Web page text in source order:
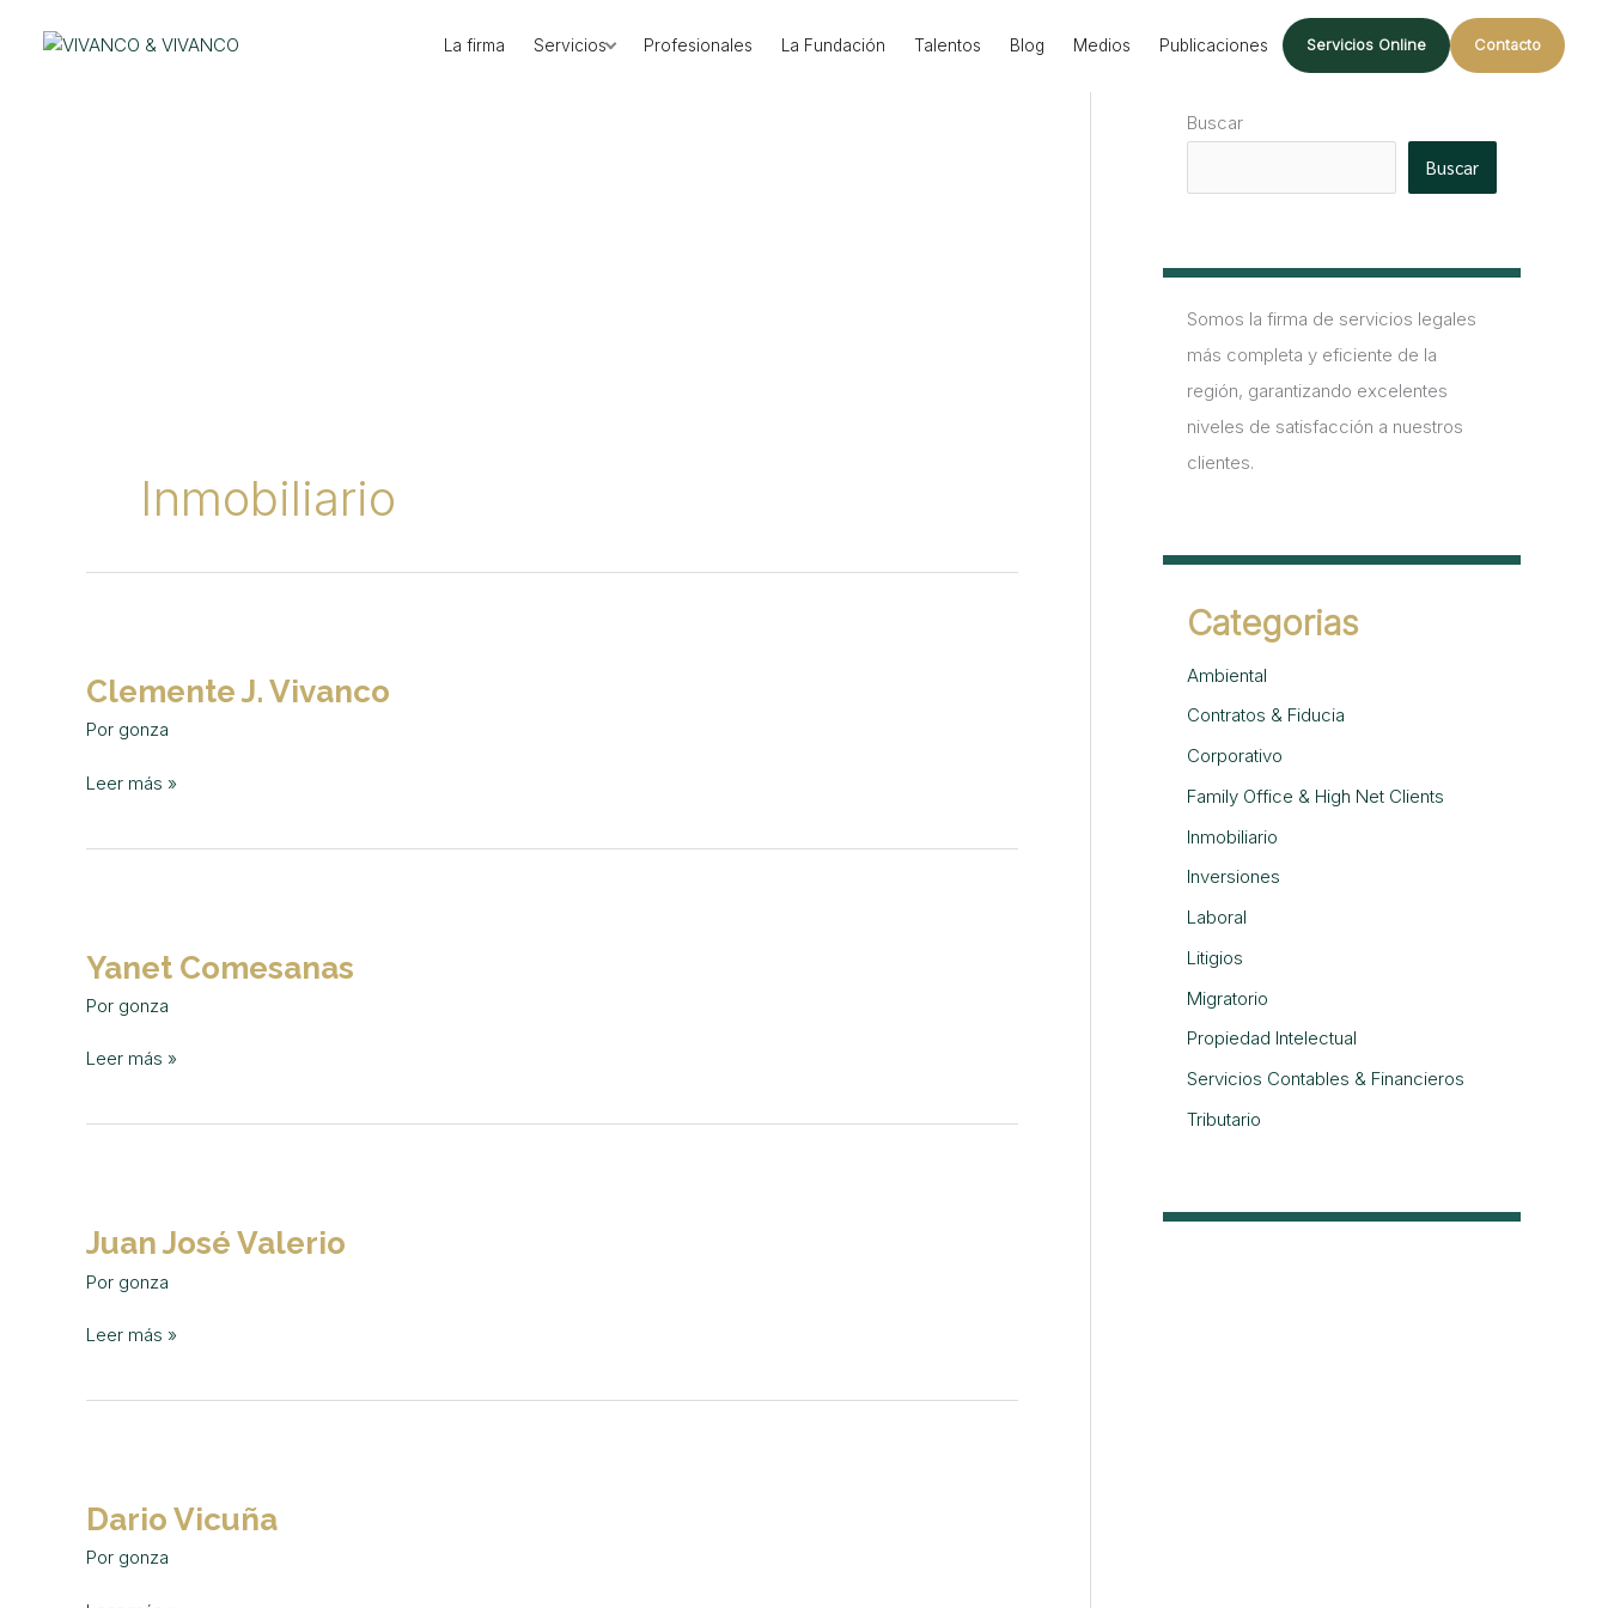
La firma Servicios Profesionales La Fundación Talentos Blog Medios Publicaciones Servicios Online Contacto
Inmobiliario
Clemente J. Vivanco
Por gonza
Vivanco
Leer más »
Yanet Comesanas
Por gonza
Leer más »
Juan José Valerio
Por gonza
Valerio
Leer más »
Dario Vicuña
Por gonza
Buscar
Buscar
Somos la firma de servicios legales
más completa y eficiente de la
región, garantizando excelentes
niveles de satisfacción a nuestros
clientes.
Categorias
Ambiental
Contratos & Fiducia
Corporativo
Family Office & High Net Clients
Inmobiliario
Inversiones
Laboral
Litigios
Migratorio
Propiedad Intelectual
Servicios Contables & Financieros
Tributario